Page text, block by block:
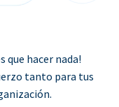
que hacer nada!
tanto para tus